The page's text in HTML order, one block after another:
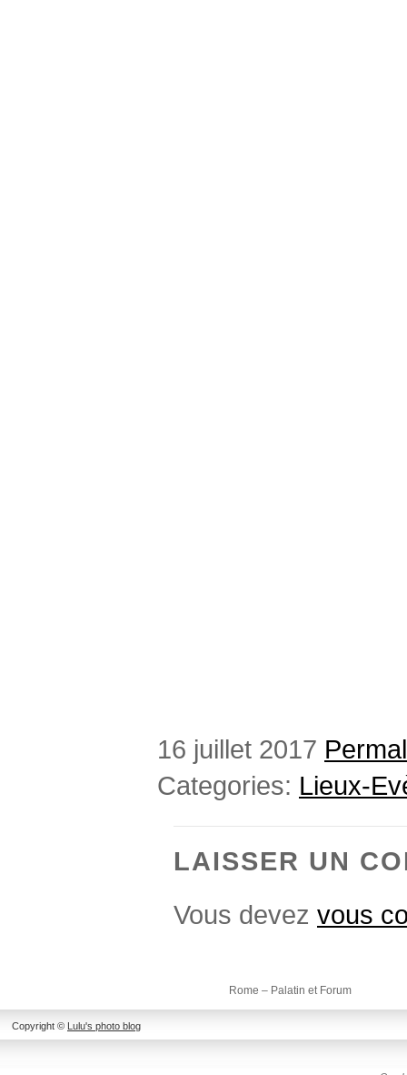
16 juillet 2017
Categories: Lieux-
LAISSER UN
Vous devez vous
Rome – Palatin et Forum
Copyright © Lulu's photo blog